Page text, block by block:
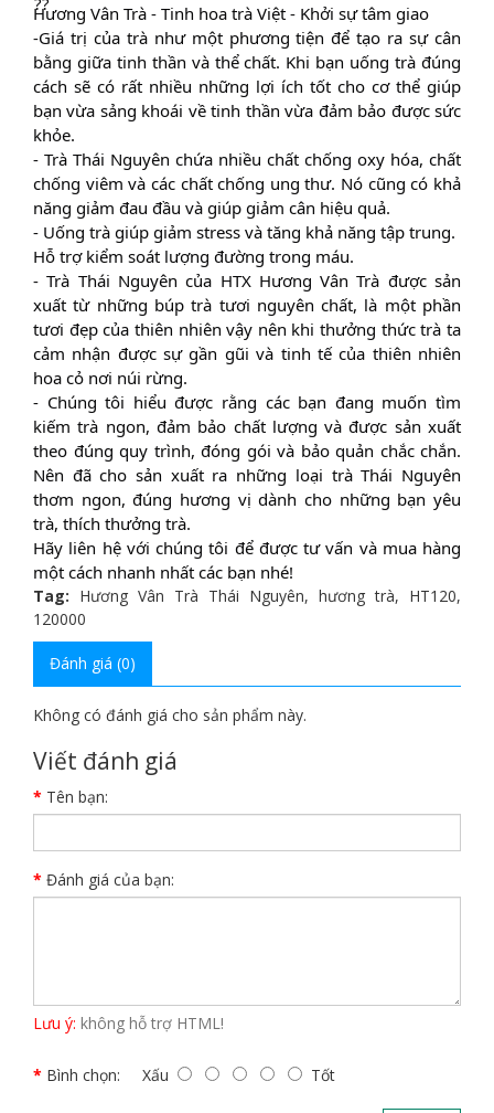
Hương Vân Trà - Tinh hoa trà Việt - Khởi sự tâm giao
-Giá trị của trà như một phương tiện để tạo ra sự cân
bằng giữa tinh thần và thể chất. Khi bạn uống trà đúng
cách sẽ có rất nhiều những lợi ích tốt cho cơ thể giúp
bạn vừa sảng khoái về tinh thần vừa đảm bảo được sức
khỏe.
- Trà Thái Nguyên chứa nhiều chất chống oxy hóa, chất
chống viêm và các chất chống ung thư. Nó cũng có khả
năng giảm đau đầu và giúp giảm cân hiệu quả.
- Uống trà giúp giảm stress và tăng khả năng tập trung.
Hỗ trợ kiểm soát lượng đường trong máu.
- Trà Thái Nguyên của HTX Hương Vân Trà được sản
xuất từ những búp trà tươi nguyên chất, là một phần
tươi đẹp của thiên nhiên vậy nên khi thưởng thức trà ta
cảm nhận được sự gần gũi và tinh tế của thiên nhiên
hoa cỏ nơi núi rừng.
- Chúng tôi hiểu được rằng các bạn đang muốn tìm
kiếm trà ngon, đảm bảo chất lượng và được sản xuất
theo đúng quy trình, đóng gói và bảo quản chắc chắn.
Nên đã cho sản xuất ra những loại trà Thái Nguyên
thơm ngon, đúng hương vị dành cho những bạn yêu
trà, thích thưởng trà.
Hãy liên hệ với chúng tôi để được tư vấn và mua hàng
một cách nhanh nhất các bạn nhé!
Tag: Hương Vân Trà Thái Nguyên, hương trà, HT120,
120000
Đánh giá (0)
Không có đánh giá cho sản phẩm này.
Viết đánh giá
Tên bạn:
Đánh giá của bạn:
Lưu ý: không hỗ trợ HTML!
Bình chọn: Xấu Tốt